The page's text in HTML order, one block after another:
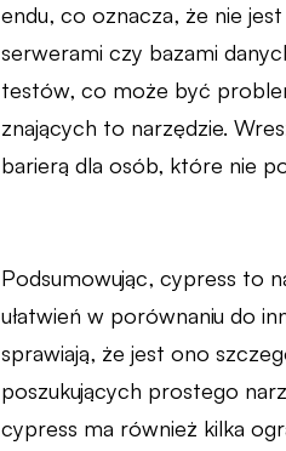
endu, co oznacza, że nie
serwerami czy bazami
testów, co może być
znających to narzędzie.
barierą dla osób, które nie
Podsumowując, cypress to
ułatwień w porównaniu do
sprawiają, że jest ono
poszukujących prostego
cypress ma również kilka